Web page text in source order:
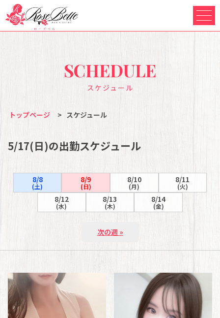
スケジュール
SCHEDULE
トップページ > スケジュール
5/17(日)の出勤スケジュール
8/8
(土)
8/9
(日)
8/10
(月)
8/11
(火)
8/12
(水)
8/13
(木)
8/14
(金)
次の週 »